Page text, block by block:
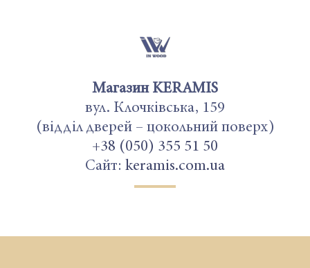
Магазин KERAMIS
вул. Клочківська, 159
(відділ дверей – цокольний поверх)
+38 (050) 355 51 50
Сайт: keramis.com.ua